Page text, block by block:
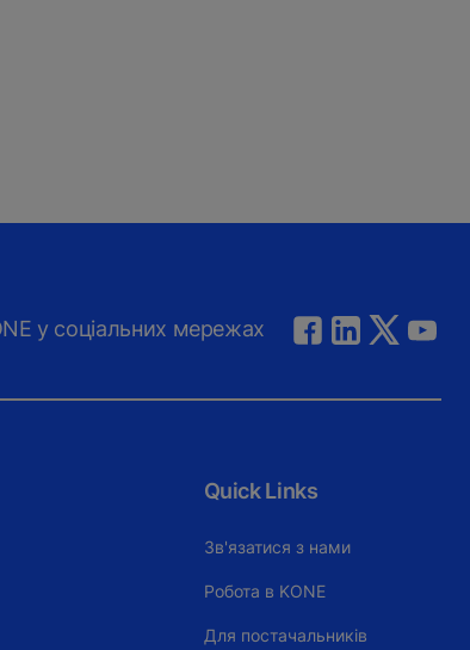
у соціальних мережах
Quick Links
Зв'язатися з нами
Робота в KONE
Для постачальників